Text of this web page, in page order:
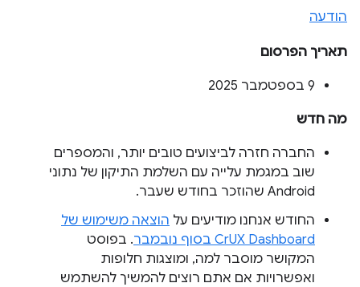
הודעה
תאריך הפרסום
‫9 בספטמבר 2025
מה חדש
החברה חזרה לביצועים טובים יותר, והמספרים
שוב במגמת עלייה עם השלמת התיקון של נתוני
Android שהוזכר בחודש שעבר.
החודש אנחנו מודיעים על הוצאה משימוש של
CrUX Dashboard בסוף נובמבר
. בפוסט
המקושר מוסבר למה, ומוצגות חלופות
ואפשרויות אם אתם רוצים להמשיך להשתמש